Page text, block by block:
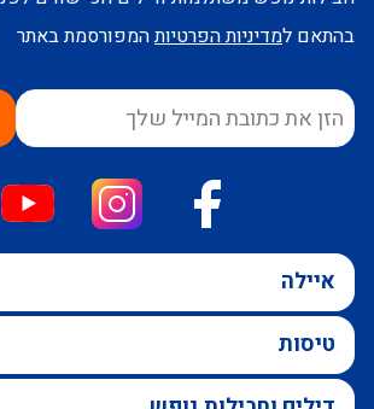
בהתאם למדיניות הפרטיותהמפורסמת באתר
איילה
טיסות